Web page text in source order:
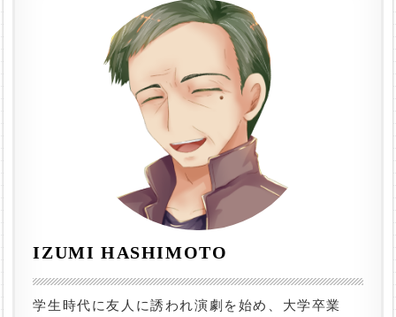
IZUMI HASHIMOTO
学生時代に友人に誘われ演劇を始め、大学卒業